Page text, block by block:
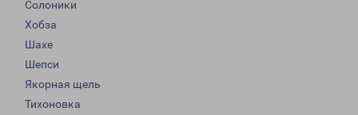
Солоники
Хобза
Шахе
Шепси
Якорная щель
Тихоновка